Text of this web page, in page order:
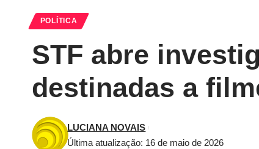
POLÍTICA
STF abre
destinadas a
Última atualização: 16 de maio de 2026
LUCIANA NOVAIS